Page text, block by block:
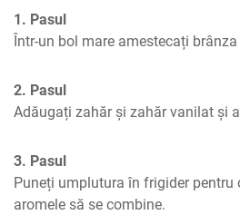
1. Pasul
Într-un bol mare amestecați
2. Pasul
Adăugați zahăr și zahăr vanilat și
3. Pasul
Puneți umplutura în frigider pentru
aromele să se combine.